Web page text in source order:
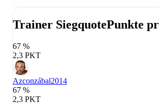
Trainer SiegquotePunkte
67 %
2,3 PKT
Azconzábal2014
67 %
2,3 PKT